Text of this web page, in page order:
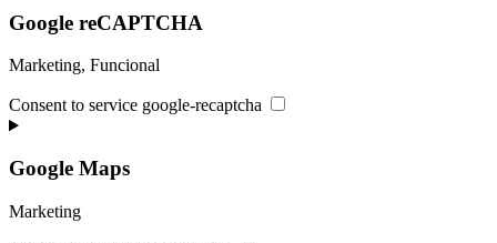
Google reCAPTCHA
Marketing, Funcional
Consent to service google-recaptcha
Google Maps
Marketing